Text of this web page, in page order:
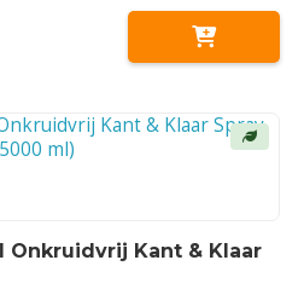
Onkruidvrij Kant & Klaar